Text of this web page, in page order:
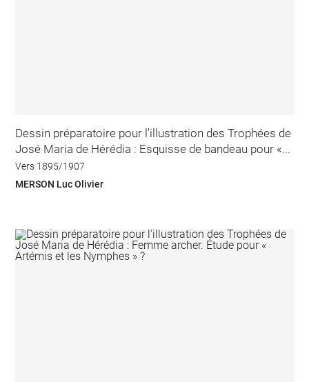
Dessin préparatoire pour l'illustration des Trophées de
José Maria de Hérédia : Esquisse de bandeau pour «...
Vers 1895/1907
MERSON Luc Olivier